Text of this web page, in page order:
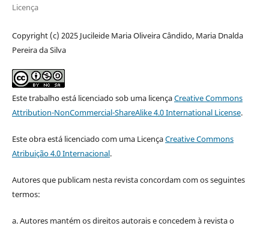
Licença
Copyright (c) 2025 Jucileide Maria Oliveira Cândido, Maria Dnalda
Pereira da Silva
Este trabalho está licenciado sob uma licençaCreative Commons
Attribution-NonCommercial-ShareAlike 4.0 International License.
Este obra está licenciado com uma LicençaCreative Commons
Atribuição 4.0 Internacional.
Autores que publicam nesta revista concordam com os seguintes
termos:
a. Autores mantém os direitos autorais e concedem à revista o